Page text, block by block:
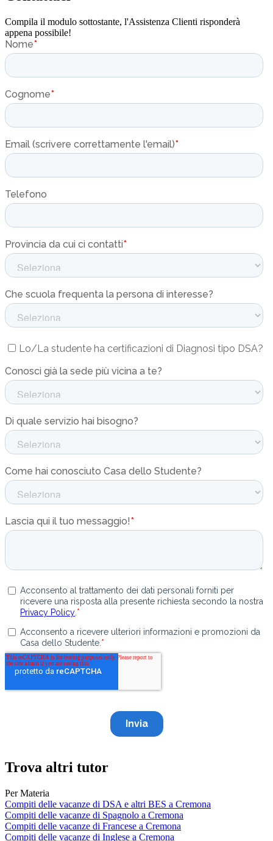
Compila il modulo sottostante, l'Assistenza Clienti risponderà
appena possibile!
Trova altri tutor
Per Materia
Compiti delle vacanze di DSA e altri BES a Cremona
Compiti delle vacanze di Spagnolo a Cremona
Compiti delle vacanze di Francese a Cremona
Compiti delle vacanze di Inglese a Cremona